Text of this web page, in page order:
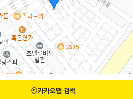
카카오맵 검색